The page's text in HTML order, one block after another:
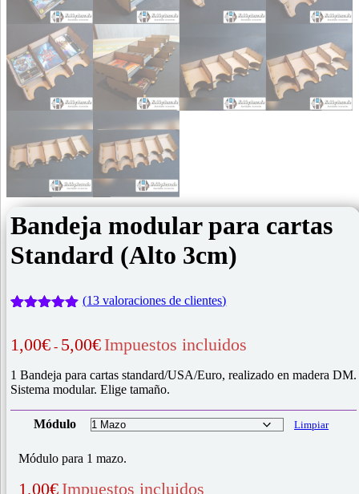
Bandeja modular para cartas
Standard (Alto 3cm)
5 en base
valoraciones
de clientes
(13 valoraciones de clientes)
1,00€ - 5,00€Rango
de
precios:
desde
1,00€
hasta
5,00€
Impuestos incluidos
1 Bandeja para cartas standard/USA/Euro, realizado en madera DM.
Sistema modular. Elige tamaño.
Módulo Limpiar
Módulo para 1 mazo.
1,00€ Impuestos incluidos